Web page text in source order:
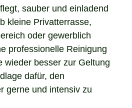
sauber und einladend
kleine Privatterrasse,
oder gewerblich
professionelle Reinigung
wieder besser zur Geltung
dafür, den
gerne und intensiv zu